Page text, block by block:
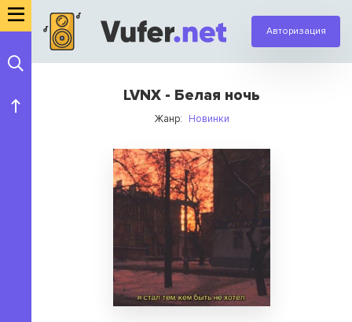
Авторизация
LVNX - Белая ночь
Жанр: Новинки